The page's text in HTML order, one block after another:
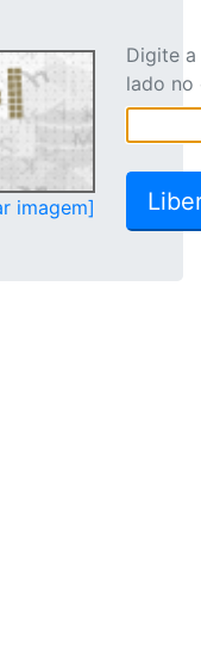
imagem]
Digite
lado no